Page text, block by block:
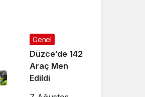
Genel
Düzce’de 142
Araç Men
Edildi